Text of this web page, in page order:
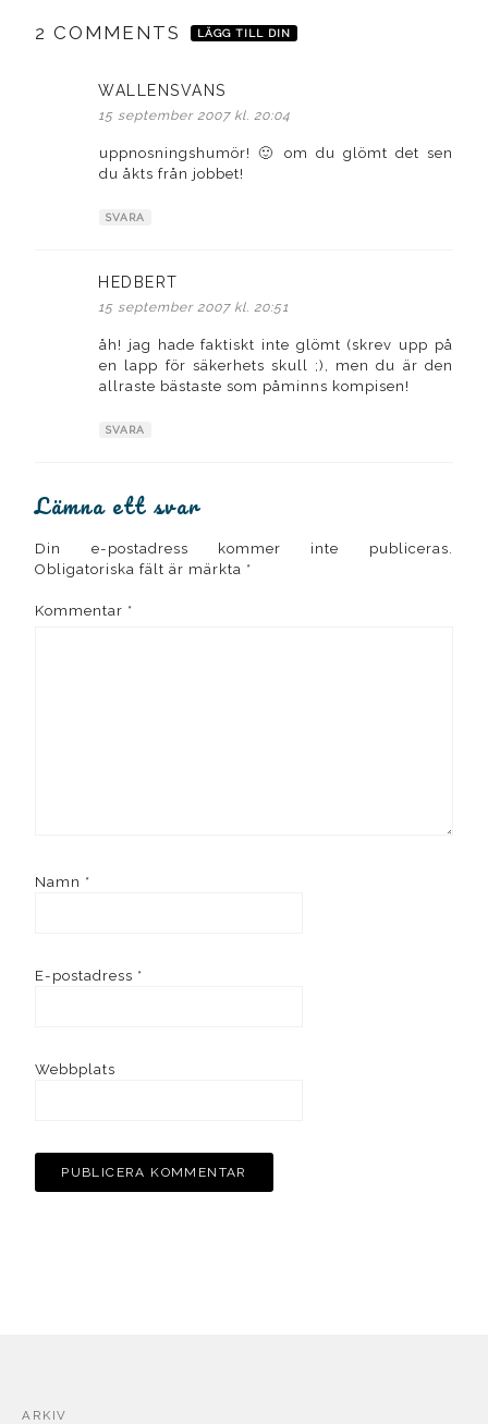
2 COMMENTS LÄGG TILL DIN
WALLENSVANS
15 september 2007 kl. 20:04
uppnosningshumör! 🙂 om du glömt det sen
du åkts från jobbet!
SVARA
HEDBERT
15 september 2007 kl. 20:51
åh! jag hade faktiskt inte glömt (skrev upp på
en lapp för säkerhets skull ;), men du är den
allraste bästaste som påminns kompisen!
SVARA
Lämna ett svar
Din e-postadress kommer inte publiceras.
Obligatoriska fält är märkta *
Kommentar *
Namn *
E-postadress *
Webbplats
ARKIV